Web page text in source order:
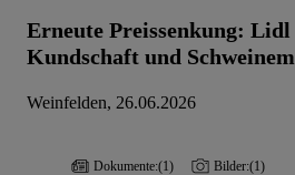
Erneute Preissenkung: Lidl
Kundschaft und
Weinfelden, 26.06.2026
Dokumente:(1) Bilder:(1)